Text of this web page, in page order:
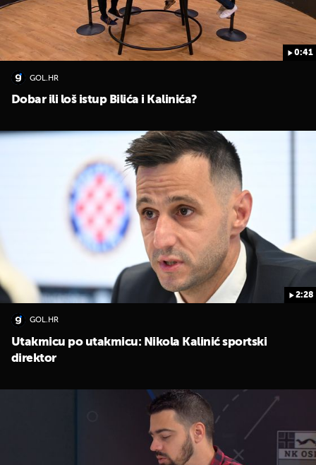
0:41
GOL.HR
Dobar ili loš istup Bilića i Kalinića?
2:28
GOL.HR
Utakmicu po utakmicu: Nikola Kalinić sportski
direktor